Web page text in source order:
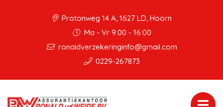
Protonweg 14 A, 1627 LD, Hoorn
Ma - Vr 9:00 - 16:00
ronaldverzekeringinfo@gmail.com
0229-267873